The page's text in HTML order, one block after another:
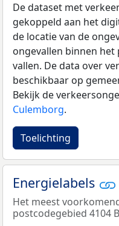
De dataset met
gekoppeld aan het
de locatie van de
ongevallen binnen het
vallen. De data over
beschikbaar op
Bekijk de
Culemborg.
Toelichting
Energielabels
Het meest
postcodegebied 4104